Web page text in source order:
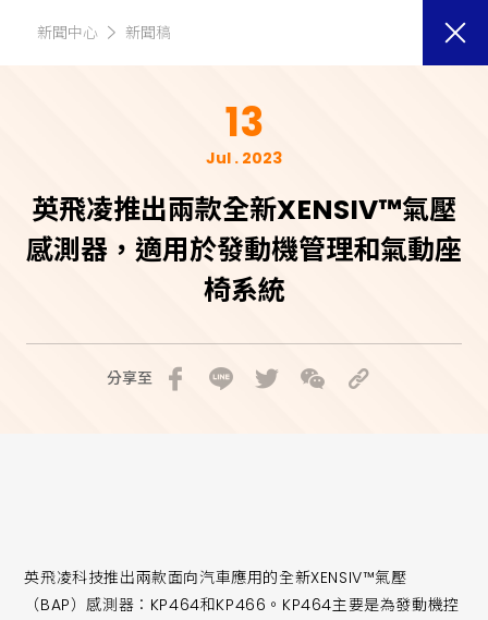
新聞中心 新聞稿
13
Jul . 2023
英飛凌推出兩款全新XENSIV™氣壓
感測器，適用於發動機管理和氣動座
椅系統
分享至
英飛凌科技推出兩款面向汽車應用的全新XENSIV™氣壓
（BAP）感測器：KP464和KP466。KP464主要是為發動機控